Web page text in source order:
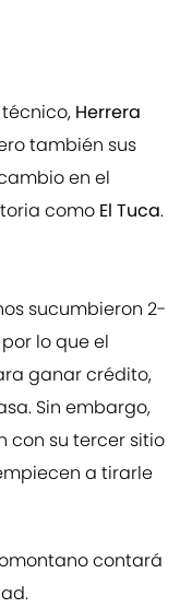
Herrera
también sus
en el
como El Tuca.
sucumbieron 2-
por lo que el
ganar crédito,
Sin embargo,
con su tercer sitio
a tirarle
contará